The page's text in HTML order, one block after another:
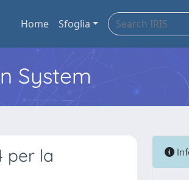
Home Sfoglia
System
per la